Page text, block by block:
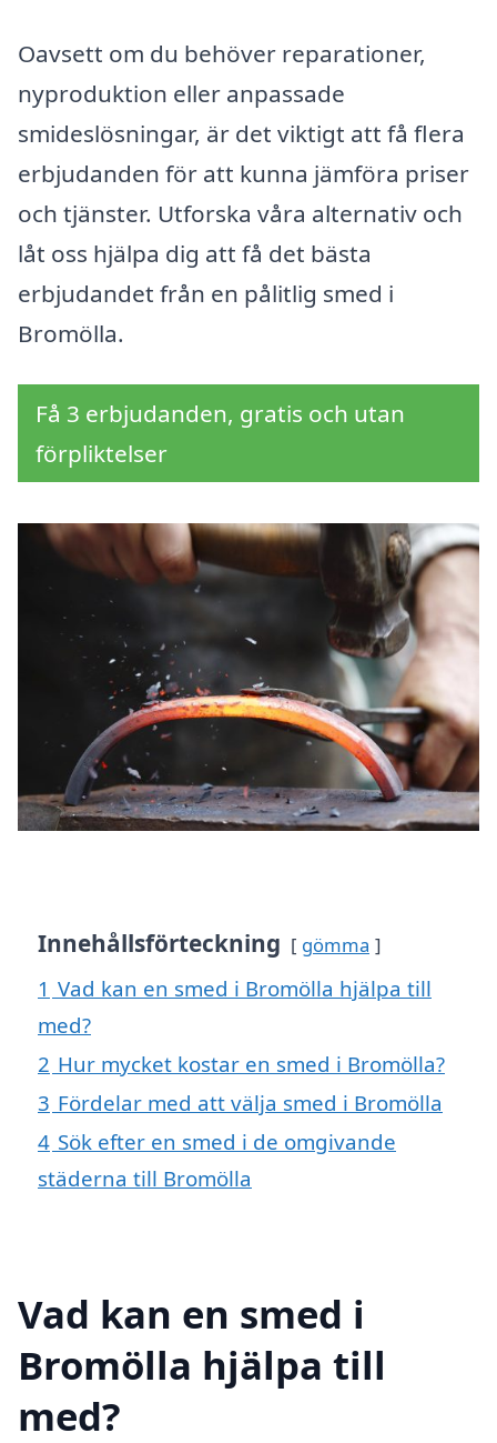
Oavsett om du behöver reparationer,
nyproduktion eller anpassade
smideslösningar, är det viktigt att få flera
erbjudanden för att kunna jämföra priser
och tjänster. Utforska våra alternativ och
låt oss hjälpa dig att få det bästa
erbjudandet från en pålitlig smed i
Bromölla.
Få 3 erbjudanden, gratis och utan
förpliktelser
Innehållsförteckning gömma
1 Vad kan en smed i Bromölla hjälpa till
med?
2 Hur mycket kostar en smed i Bromölla?
3 Fördelar med att välja smed i Bromölla
4 Sök efter en smed i de omgivande
städerna till Bromölla
Vad kan en smed i
Bromölla hjälpa till
med?